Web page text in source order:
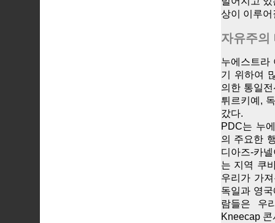
상이 이루
자유주의
누에스트라
기 위하여
의한 통일
튀르키예,
갔다.
PDC는 누
의 주요한
디아즈-카
는 지역 쿠
우리가 가
독일과 영
람들은 우
Kneecap